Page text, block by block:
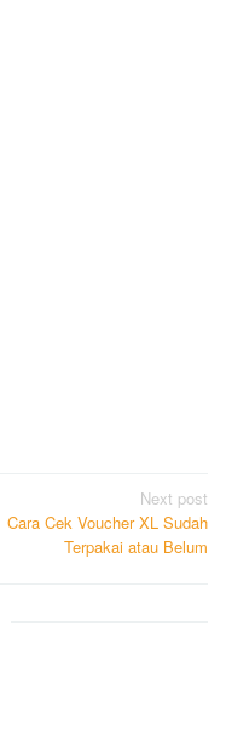
Next post
Cara Cek Voucher XL Sudah
Terpakai atau Belum